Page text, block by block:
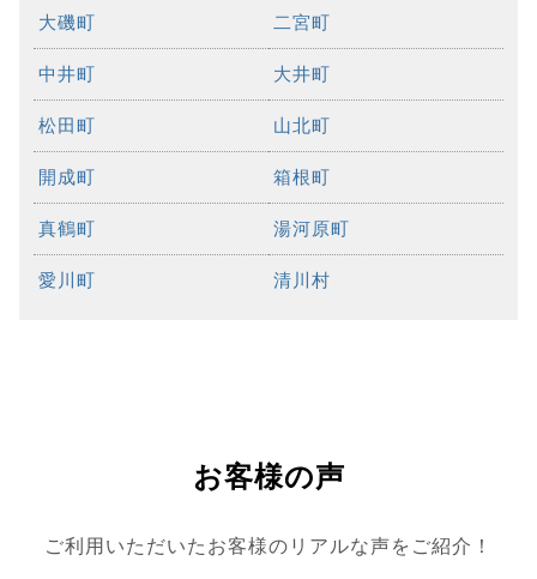
大磯町 二宮町
中井町 大井町
松田町 山北町
開成町 箱根町
真鶴町 湯河原町
愛川町 清川村
お客様の声
ご利用いただいたお客様のリアルな声をご紹介！